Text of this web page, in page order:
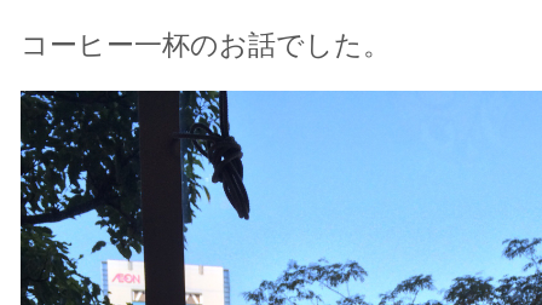
コーヒー一杯のお話でした。